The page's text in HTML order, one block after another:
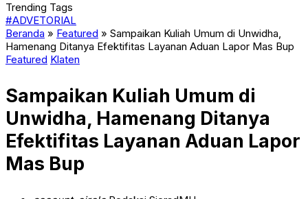
Trending Tags
#ADVETORIAL
Beranda » Featured » Sampaikan Kuliah Umum di Unwidha,
Hamenang Ditanya Efektifitas Layanan Aduan Lapor Mas Bup
Featured Klaten
Sampaikan Kuliah Umum di
Unwidha, Hamenang Ditanya
Efektifitas Layanan Aduan Lapor
Mas Bup